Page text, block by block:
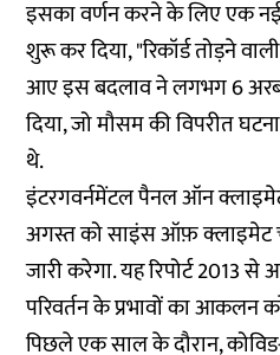
इसका वर्णन करने के लिए एक
शुरू कर दिया, "रिकॉर्ड तोड़ने
आए इस बदलाव ने लगभग 6
दिया, जोमौसम की विपरीत
थे.
इंटरगवर्नमेंटल पैनल ऑन
अगस्त को साइंस ऑफ़ क्लाइमेट चेंज
जारी करेगा. यह रिपोर्ट 2013
परिवर्तन के प्रभावों का आकलन
पिछले एक साल के दौरान,